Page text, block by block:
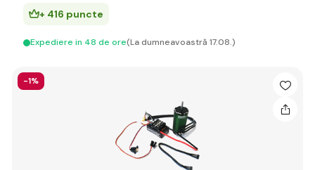
+ 416 puncte
Expediere in 48 de ore(La dumneavoastră 17.08.)
-1%